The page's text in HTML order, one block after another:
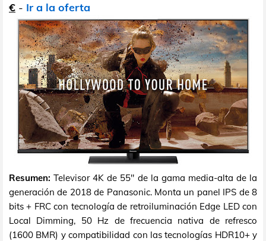
€ - Ir a la oferta
Resumen: Televisor 4K de 55" de la gama media-alta de la
generación de 2018 de Panasonic. Monta un panel IPS de 8
bits + FRC con tecnología de retroiluminación Edge LED con
Local Dimming, 50 Hz de frecuencia nativa de refresco
(1600 BMR) y compatibilidad con las tecnologías HDR10+ y